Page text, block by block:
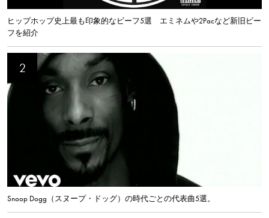
ヒップホップ史上最も印象的なビーフ5選 エミネムや2Pacなど新旧ビー
フを紹介
Snoop Dogg（スヌープ・ドッグ）の時代ごとの代表曲5選。